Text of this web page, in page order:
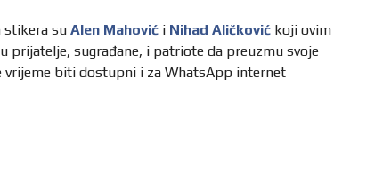
su Alen Mahovići Nihad Aličkovićkoji ovim
prijatelje, sugrađane, i patriote da preuzmu svoje
vrijeme biti dostupni i za WhatsApp internet